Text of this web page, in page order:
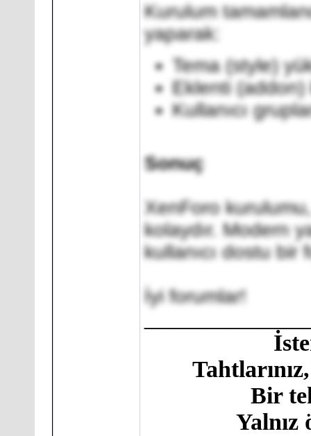
Kurulum
yaparak:
Tema (style)
Eklenti (addon)
Kullanıcı
Sonuç
XenForo
kolaydır. Modern
kullanıcı dostu bir
İyi forumlar!
Bir
Yalnız